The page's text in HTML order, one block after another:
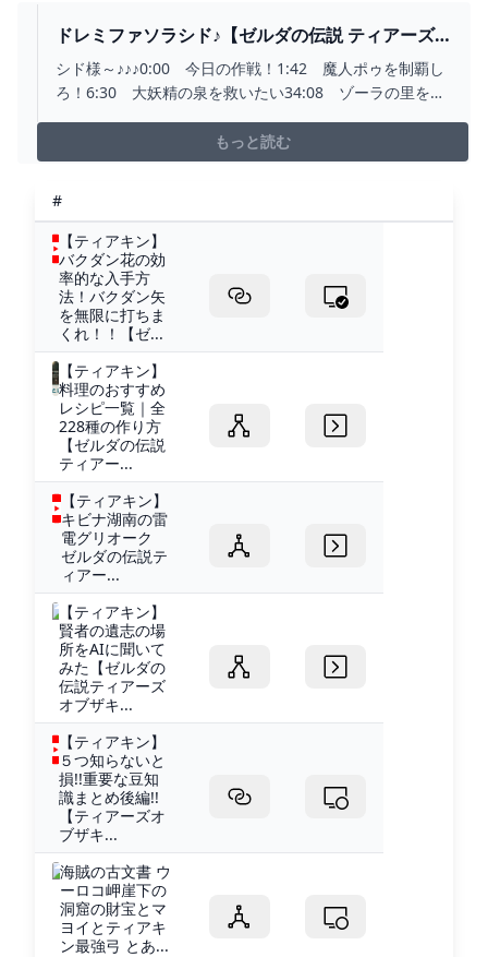
ドレミファソラシド♪【ゼルダの伝説 ティアーズ
オブ ザ キングダム】#9 - YOUTUBE
シド様～♪♪♪0:00 今日の作戦！1:42 魔人ポゥを制覇し
ろ！6:30 大妖精の泉を救いたい34:08 ゾーラの里を救
https://www.youtube.com/@Reyekun📷インスタ👉
https://www.instagram.com/rejekun/🐦Twitter...
もっと読む
#
【ティアキン】
バクダン花の効
率的な入手方
法！バクダン矢
を無限に打ちま
くれ！！【ゼ...
【ティアキン】
料理のおすすめ
レシピ一覧｜全
228種の作り方
【ゼルダの伝説
ティアー...
【ティアキン】
キビナ湖南の雷
電グリオーク
ゼルダの伝説テ
ィアー...
【ティアキン】
賢者の遺志の場
所をAIに聞いて
みた【ゼルダの
伝説ティアーズ
オブザキ...
【ティアキン】
５つ知らないと
損!!重要な豆知
識まとめ後編!!
【ティアーズオ
ブザキ...
海賊の古文書 ウ
ーロコ岬崖下の
洞窟の財宝とマ
ヨイとティアキ
ン最強弓 とあ...